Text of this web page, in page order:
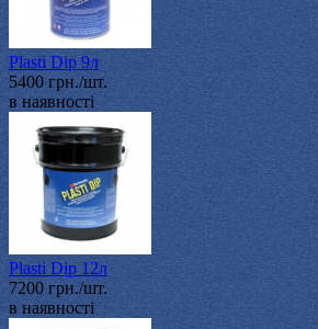
Plasti Dip 9л
5400 грн./шт.
в наявності
Plasti Dip 12л
7200 грн./шт.
в наявності